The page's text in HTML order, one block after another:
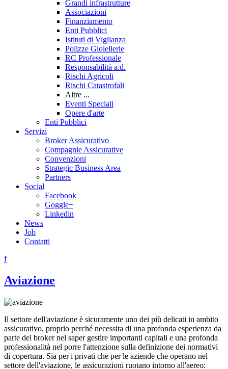
Grandi infrastrutture
Associazioni
Finanziamento
Enti Pubblici
Istituti di Vigilanza
Polizze Gioiellerie
RC Professionale
Responsabilità a.d.
Rischi Agricoli
Rischi Catastrofali
Altre ...
Eventi Speciali
Opere d'arte
Enti Pubblici
Servizi
Broker Assicurativo
Compagnie Assicurative
Convenzioni
Strategic Business Area
Partners
Social
Facebook
Goggle+
Linkedin
News
Job
Contatti
f
Aviazione
Il settore dell'aviazione è sicuramente uno dei più delicati in ambito
assicurativo, proprio perché necessita di una profonda esperienza da
parte del broker nel saper gestire importanti capitali e una profonda
professionalità nel porre l'attenzione sulla definizione dei normativi
di copertura. Sia per i privati che per le aziende che operano nel
settore dell'aviazione, le assicurazioni ruotano intorno all'aereo: